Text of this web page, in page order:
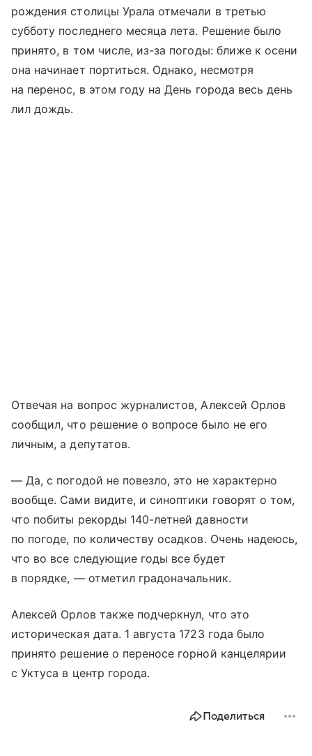
рождения столицы Урала отмечали в третью
субботу последнего месяца лета. Решение было
принято, в том числе, из-за погоды: ближе к осени
она начинает портиться. Однако, несмотря
на перенос, в этом году на День города весь день
лил дождь.
Отвечая на вопрос журналистов, Алексей Орлов
сообщил, что решение о вопросе было не его
личным, а депутатов.
— Да, с погодой не повезло, это не характерно
вообще. Сами видите, и синоптики говорят о том,
что побиты рекорды 140-летней давности
по погоде, по количеству осадков. Очень надеюсь,
что во все следующие годы все будет
в порядке, — отметил градоначальник.
Алексей Орлов также подчеркнул, что это
историческая дата. 1 августа 1723 года было
принято решение о переносе горной канцелярии
с Уктуса в центр города.
Поделиться